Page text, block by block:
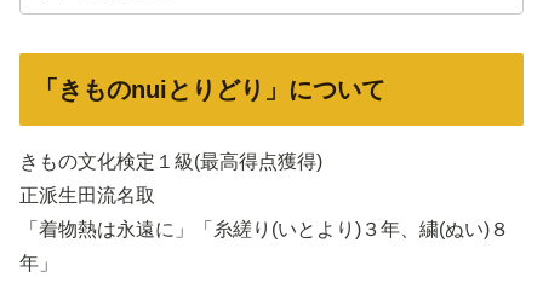
「きものnuiとりどり」について
きもの文化検定１級(最高得点獲得)
正派生田流名取
「着物熱は永遠に」「糸縒り(いとより)３年、繍(ぬい)８
年」